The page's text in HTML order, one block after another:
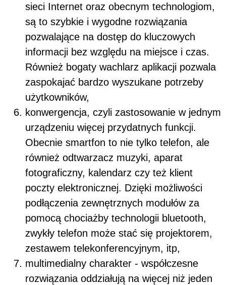
sieci Internet oraz obecnym technologiom,
są to szybkie i wygodne rozwiązania
pozwalające na dostęp do kluczowych
informacji bez względu na miejsce i czas.
Również bogaty wachlarz aplikacji pozwala
zaspokajać bardzo wyszukane potrzeby
użytkowników,
konwergencja, czyli zastosowanie w jednym
urządzeniu więcej przydatnych funkcji.
Obecnie smartfon to nie tylko telefon, ale
również odtwarzacz muzyki, aparat
fotograficzny, kalendarz czy też klient
poczty elektronicznej. Dzięki możliwości
podłączenia zewnętrznych modułów za
pomocą chociażby technologii bluetooth,
zwykły telefon może stać się projektorem,
zestawem telekonferencyjnym, itp,
multimedialny charakter - współczesne
rozwiązania oddziałują na więcej niż jeden